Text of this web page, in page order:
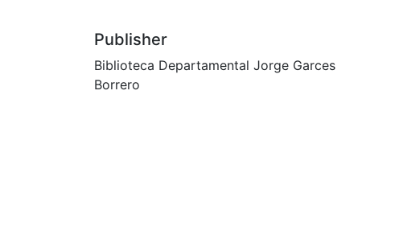
Publisher
Biblioteca Departamental Jorge Garces
Borrero